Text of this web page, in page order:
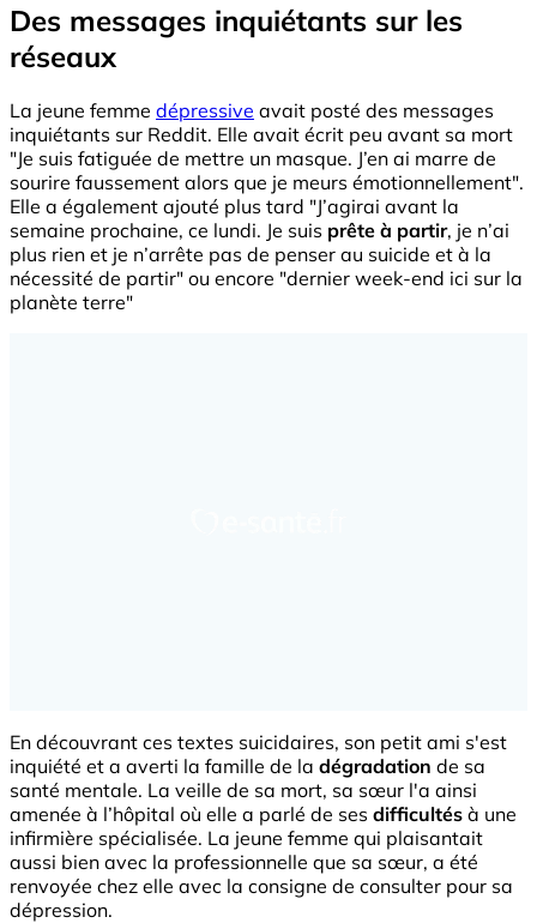
Des messages inquiétants sur les
réseaux
La jeune femme dépressive avait posté des messages
inquiétants sur Reddit. Elle avait écrit peu avant sa mort
"Je suis fatiguée de mettre un masque. J’en ai marre de
sourire faussement alors que je meurs émotionnellement".
Elle a également ajouté plus tard "J’agirai avant la
semaine prochaine, ce lundi. Je suis prête à partir, je n’ai
plus rien et je n’arrête pas de penser au suicide et à la
nécessité de partir" ou encore "dernier week-end ici sur la
planète terre"
En découvrant ces textes suicidaires, son petit ami s'est
inquiété et a averti la famille de la dégradation de sa
santé mentale. La veille de sa mort, sa sœur l'a ainsi
amenée à l’hôpital où elle a parlé de ses difficultés à une
infirmière spécialisée. La jeune femme qui plaisantait
aussi bien avec la professionnelle que sa sœur, a été
renvoyée chez elle avec la consigne de consulter pour sa
dépression.